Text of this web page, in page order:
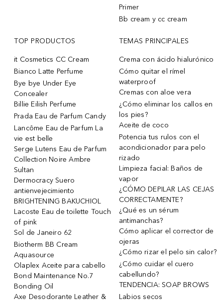
Primer
Bb cream y cc cream
TOP PRODUCTOS
it Cosmetics CC Cream
Bianco Latte Perfume
Bye bye Under Eye
Concealer
Billie Eilish Perfume
Prada Eau de Parfum Candy
Lancôme Eau de Parfum La
vie est belle
Serge Lutens Eau de Parfum
Collection Noire Ambre
Sultan
Dermocracy Suero
antienvejecimiento
BRIGHTENING BAKUCHIOL
Lacoste Eau de toilette Touch
of pink
Sol de Janeiro 62
Biotherm BB Cream
Aquasource
Olaplex Aceite para cabello
Bond Maintenance No.7
Bonding Oil
Axe Desodorante Leather &
TEMAS PRINCIPALES
Crema con ácido hialurónico
Cómo quitar el rímel
waterproof
Cremas con aloe vera
¿Cómo eliminar los callos en
los pies?
Aceite de coco
Potencia tus rulos con el
acondicionador para pelo
rizado
Limpieza facial: Baños de
vapor
¿CÓMO DEPILAR LAS CEJAS
CORRECTAMENTE?
¿Qué es un sérum
antimanchas?
Cómo aplicar el corrector de
ojeras
¿Cómo rizar el pelo sin calor?
¿Cómo cuidar el cuero
cabellundo?
TENDENCIA: SOAP BROWS
Labios secos